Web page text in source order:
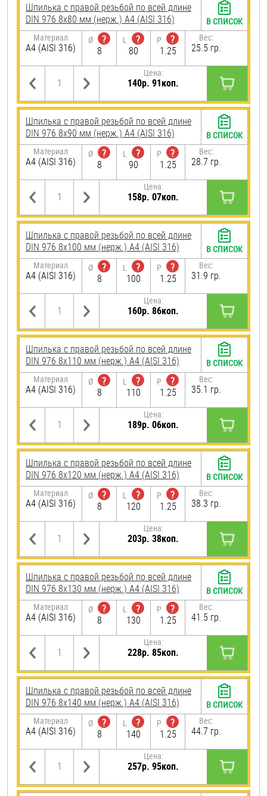
Шпилька с правой резьбой по всей длине
DIN 976 8х80 мм (нерж.) A4 (AISI 316)
Материал
A4 (AISI 316)
Ø
?
8
L
?
80
P
?
1.25
Вес:
25.5 гр.
Цена:
140р. 91коп.
В СПИСОК
Шпилька с правой резьбой по всей длине
DIN 976 8х90 мм (нерж.) A4 (AISI 316)
Материал
A4 (AISI 316)
Ø
?
8
L
?
90
P
?
1.25
Вес:
28.7 гр.
Цена:
158р. 07коп.
В СПИСОК
Шпилька с правой резьбой по всей длине
DIN 976 8х100 мм (нерж.) A4 (AISI 316)
Материал
A4 (AISI 316)
Ø
?
8
L
?
100
P
?
1.25
Вес:
31.9 гр.
Цена:
160р. 86коп.
В СПИСОК
Шпилька с правой резьбой по всей длине
DIN 976 8х110 мм (нерж.) A4 (AISI 316)
Материал
A4 (AISI 316)
Ø
?
8
L
?
110
P
?
1.25
Вес:
35.1 гр.
Цена:
189р. 06коп.
В СПИСОК
Шпилька с правой резьбой по всей длине
DIN 976 8х120 мм (нерж.) A4 (AISI 316)
Материал
A4 (AISI 316)
Ø
?
8
L
?
120
P
?
1.25
Вес:
38.3 гр.
Цена:
203р. 38коп.
В СПИСОК
Шпилька с правой резьбой по всей длине
DIN 976 8х130 мм (нерж.) A4 (AISI 316)
Материал
A4 (AISI 316)
Ø
?
8
L
?
130
P
?
1.25
Вес:
41.5 гр.
Цена:
228р. 85коп.
В СПИСОК
Шпилька с правой резьбой по всей длине
DIN 976 8х140 мм (нерж.) A4 (AISI 316)
Материал
A4 (AISI 316)
Ø
?
8
L
?
140
P
?
1.25
Вес:
44.7 гр.
Цена:
257р. 95коп.
В СПИСОК